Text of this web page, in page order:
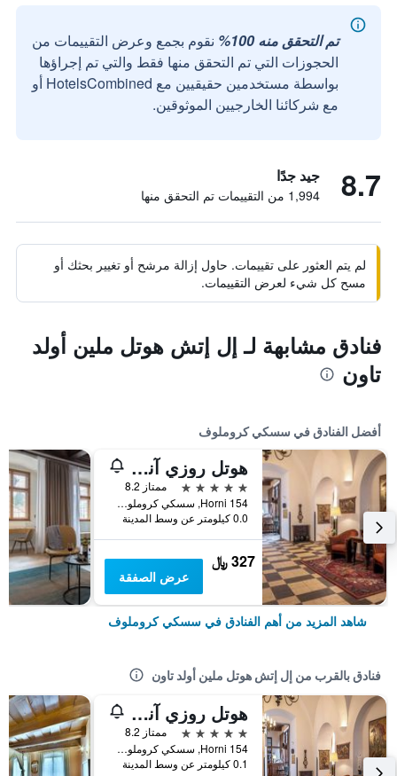
تم التحقق منه 100%
نقوم بجمع وعرض التقييمات من
الحجوزات التي تم التحقق منها فقط والتي تم إجراؤها
بواسطة مستخدمين حقيقيين مع HotelsCombined أو
مع شركائنا الخارجيين الموثوقين.
8.7 جيد جدًا
1,994 من التقييمات تم التحقق منها
لم يتم العثور على تقييمات. حاول إزالة مرشح أو تغيير بحثك أو
مسح كل شيء لعرض التقييمات.
فنادق مشابهة لـ إل إتش هوتل ملين أولد
تاون
أفضل الفنادق في سسكي كروملوف
هوتل روزي آند ويلنيس
5 نجوم
ممتاز 8.2
Horni 154, سسكي كروملوف, منطقة جنوب بوهيميا, جمهورية التشيك
0.0 كيلومتر عن وسط المدينة
327 ﷼
عرض الصفقة
شاهد المزيد من أهم الفنادق في سسكي كروملوف
فنادق بالقرب من إل إتش هوتل ملين أولد تاون
هوتل روزي آند ويلنيس
5 نجوم
ممتاز 8.2
Horni 154, سسكي كروملوف, منطقة جنوب بوهيميا, جمهورية التشيك
0.1 كيلومتر عن وسط المدينة